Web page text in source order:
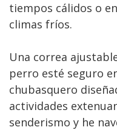
tiempos cálidos o
climas fríos.
Una correa
perro esté seguro
chubasquero
actividades
senderismo y he